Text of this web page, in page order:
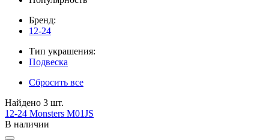
Бренд:
12-24
Тип украшения:
Подвеска
Сбросить все
Найдено 3 шт.
12-24 Monsters M01JS
В наличии